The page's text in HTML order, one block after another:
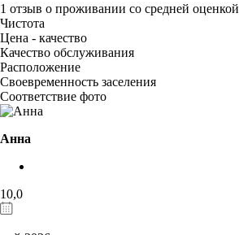
1 отзыв о проживании со средней оценкой
Чистота
Цена - качество
Качество обслуживания
Расположение
Своевременность заселения
Соответствие фото
Анна
10,0